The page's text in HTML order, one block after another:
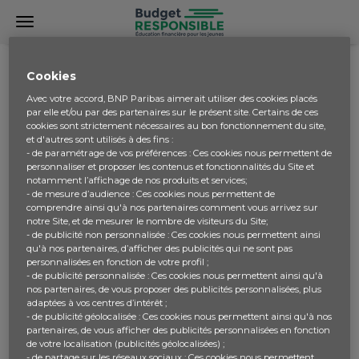
Cookies
Avec votre accord, BNP Paribas aimerait utiliser des cookies placés
par elle et/ou par des partenaires sur le présent site. Certains de ces
cookies sont strictement nécessaires au bon fonctionnement du site,
et d'autres sont utilisés à des fins :
- de paramétrage de vos préférences : Ces cookies nous permettent de
personnaliser et proposer les contenus et fonctionnalités du Site et
notamment l’affichage de nos produits et services;
- de mesure d’audience : Ces cookies nous permettent de
comprendre ainsi qu'à nos partenaires comment vous arrivez sur
notre Site, et de mesurer le nombre de visiteurs du Site;
- de publicité non personnalisée : Ces cookies nous permettent ainsi
qu'à nos partenaires, d’afficher des publicités qui ne sont pas
personnalisées en fonction de votre profil ;
- de publicité personnalisée : Ces cookies nous permettent ainsi qu'à
nos partenaires, de vous proposer des publicités personnalisées, plus
adaptées à vos centres d’intérêt ;
- de publicité géolocalisée : Ces cookies nous permettent ainsi qu'à nos
partenaires, de vous afficher des publicités personnalisées en fonction
de votre localisation (publicités géolocalisées) ;